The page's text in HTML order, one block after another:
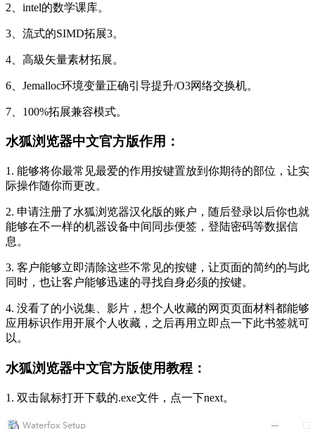
2、intel的数学课库。
3、流式的SIMD拓展3。
4、高級矢量素材拓展。
6、Jemalloc环境变量正确引导提升/O3网络交换机。
7、100%拓展兼容模式。
水狐浏览器中文官方版作用：
1. 能够将你最常见最爱的作用按键置放到你期待的部位，让实
际操作随你而更改。
2. 申请注册了水狐浏览器汉化版的账户，随后登录以后你也就
能够在不一样的机器设备中间同歩便签，登陆密码等数据信
息。
3. 客户能够立即清除这些不常见的按键，让页面的简约的与此
同时，也让客户能够迅速的寻找自身必须的按键。
4. 没看了的小说集、影片，想个人收藏的网页页面材料都能够
应用标识作用开展个人收藏，之后再用立即点一下此书签就可
以。
水狐浏览器中文官方版使用教程：
1. 双击鼠标打开下载的.exe文件，点一下next。